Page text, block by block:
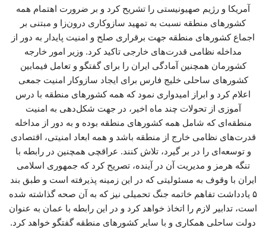
آمریکا و رژیم صهیونیستی را تشریح کرد و بر ضرورت اهتمام همه
کشورهای منطقه نسبت به تمهید سازوکاری درون‌زا و مبتنی بر
اجماع کشورهای منطقه جهت برقراری صلح و امنیت پایدار به دور از
مداخله نظامی قدرت‌های خارجی تاکید کرد. وزیر امور خارجه
کشورمان همچنین آمادگی ایران را برای گفتگو و تعامل فیمابین
کشورهای ساحلی خلیج فارس برای ایجاد سازوکار امنیت جمعی
اعلام کرد و ابراز امیدواری نمود که همه کشورهای منطقه با درس
آموزی از تحولات چند ماه اخیر، در جهت شکل‌دهی به امنیت
منطقه‌ای که شامل همه کشورهای منطقه بوده و به دور از مداخله
قدرت‌های نظامی خارج از منطقه باشد و همه ابعاد امنیتی، اقتصادی
و توسعه‌ای را در بر گیرد، تلاش کنند. عراقچی همچنین در رابطه با
تنگه هرمز و مدیریت آن در آینده، تصریح کرد که جمهوری اسلامی
ایران با وقوف به مسئولیتی که در این زمینه پذیرفته است و طبق بند
۵ یادداشت تفاهم خاتمه جنگ تحمیلی نیز که به آن صحه گذاشته شده
است، تدابیر لازم را اتخاذ خواهد کرد و در این رابطه با عمان به عنوان
دولت ساحلی همکاری و با سایر کشورهای منطقه گفتگو خواهد کرد.